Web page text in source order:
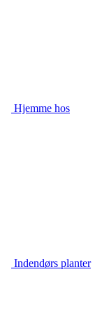
Hjemme hos
Indendørs planter